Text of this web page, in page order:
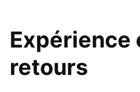
Expérience
retours